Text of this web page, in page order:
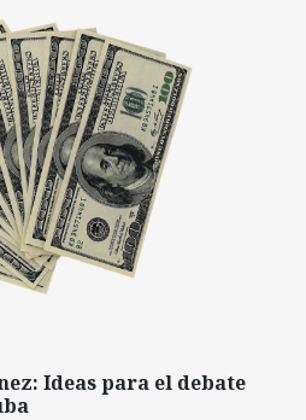
Ideas para el debate